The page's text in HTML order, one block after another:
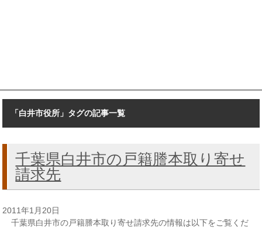
「白井市役所」タグの記事一覧
千葉県白井市の戸籍謄本取り寄せ
請求先
2011年1月20日
千葉県白井市の戸籍謄本取り寄せ請求先の情報は以下をご覧くだ